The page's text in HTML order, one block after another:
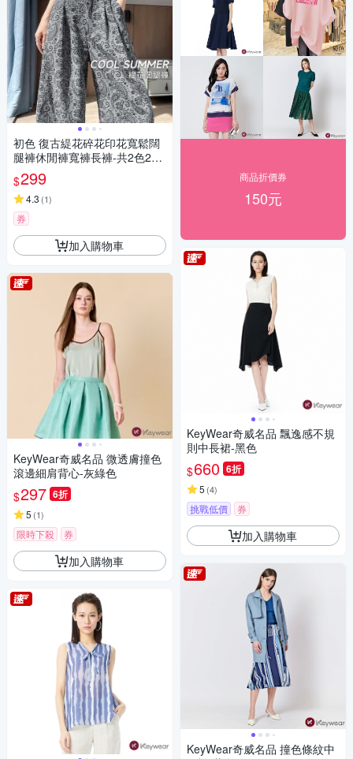
初色 復古緹花碎花印花寬鬆闊
腿褲休閒褲寬褲長褲-共2色2款-
12318(M-2XL可選)
$299
4.3 (1)
券
加入購物車
KeyWear奇威名品 微透膚撞色
滾邊細肩背心-灰綠色
$297 6折
5 (1)
限時下殺 券
加入購物車
商品折價券
150元
KeyWear奇威名品 飄逸感不規
則中長裙-黑色
$660 6折
5 (4)
挑戰低價 券
加入購物車
KeyWear奇威名品 撞色條紋中